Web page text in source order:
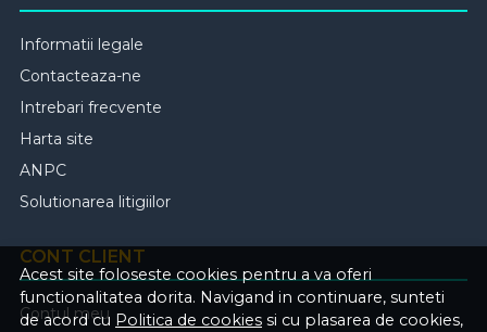
Acest site foloseste cookies pentru a va oferi
functionalitatea dorita. Navigand in continuare, sunteti
de acord cu Politica de cookies si cu plasarea de cookies,
Informatii legale
Contacteaza-ne
Intrebari frecvente
Harta site
ANPC
Solutionarea litigiilor
CONT CLIENT
Contul meu